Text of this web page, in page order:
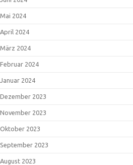
Mai 2024
April 2024
März 2024
Februar 2024
Januar 2024
Dezember 2023
November 2023
Oktober 2023
September 2023
August 2023